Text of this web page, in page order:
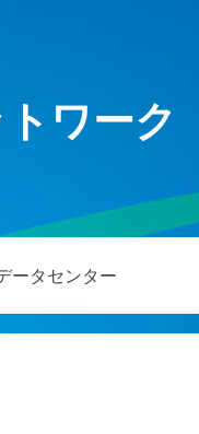
ワーク
ータセンター